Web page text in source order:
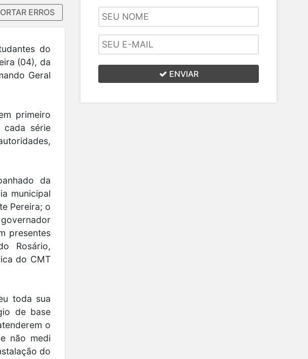
ERROS
do
(04), da
Geral
primeiro
série
da
municipal
Pereira; o
presentes
Rosário,
do CMT
toda sua
de base
o
não medi
do
ENVIAR